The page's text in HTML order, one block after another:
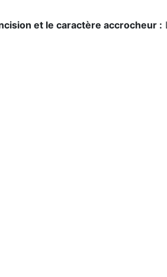
et le caractère accrocheur :